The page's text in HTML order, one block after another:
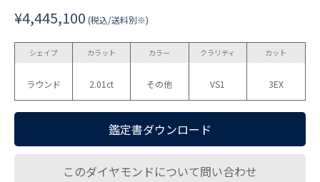
¥4,445,100 (税込/送料別※)
シェイプ
ラウンド
カラット
2.01ct
カラー
その他
クラリティ
VS1
カット
3EX
鑑定書ダウンロード
このダイヤモンドについて問い合わせ